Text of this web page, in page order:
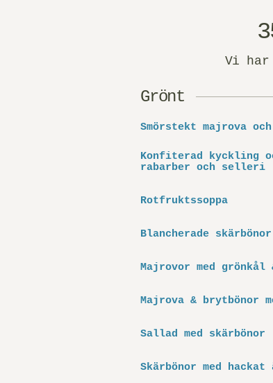
Vi har
Grönt
Smörstekt majrova
Konfiterad kyckling
rabarber och selleri
Rotfruktssoppa
Blancherade
Majrovor med grönkål
Majrova & brytbönor
Sallad med skärbönor
Skärbönor med